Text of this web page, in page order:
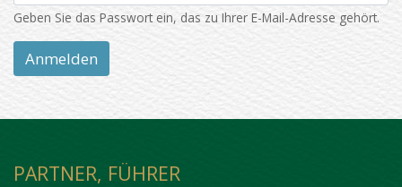
Geben Sie das Passwort ein, das zu Ihrer E-Mail-Adresse gehört.
PARTNER, FÜHRER